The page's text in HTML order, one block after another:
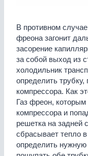
В противном
фреона загонит
засорение
за собой выход из
холодильник
определить трубку,
компрессора. Как
Газ фреон,
компрессора и
решетка на задней
сбрасывает тепло
определить